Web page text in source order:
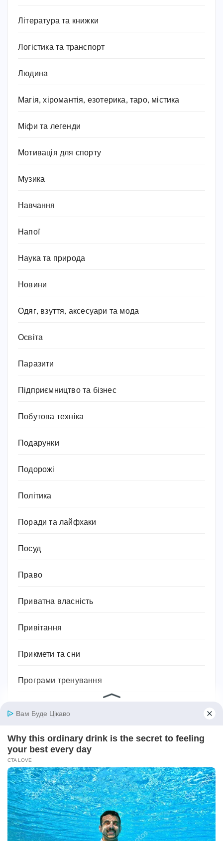
Література та книжки
Логістика та транспорт
Людина
Магія, хіромантія, езотерика, таро, містика
Міфи та легенди
Мотивація для спорту
Музика
Навчання
Напої
Наука та природа
Новини
Одяг, взуття, аксесуари та мода
Освіта
Паразити
Підприємництво та бізнес
Побутова техніка
Подарунки
Подорожі
Політика
Поради та лайфхаки
Посуд
Право
Приватна власність
Привітання
Прикмети та сни
Програми тренування
Психологія
Релігія
Розваги
Садівництво та рослини
Сантехніка